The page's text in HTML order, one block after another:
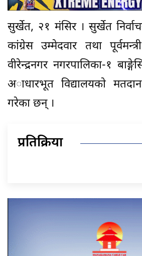
सुर्खेत, २१ मंसिर । सुर्खेत
कांग्रेस उम्मेदवार तथा
वीरेन्द्रनगर नगरपालिका-१
अाधारभूत विद्यालयकाे
गरेका छन् ।
प्रतिक्रिया